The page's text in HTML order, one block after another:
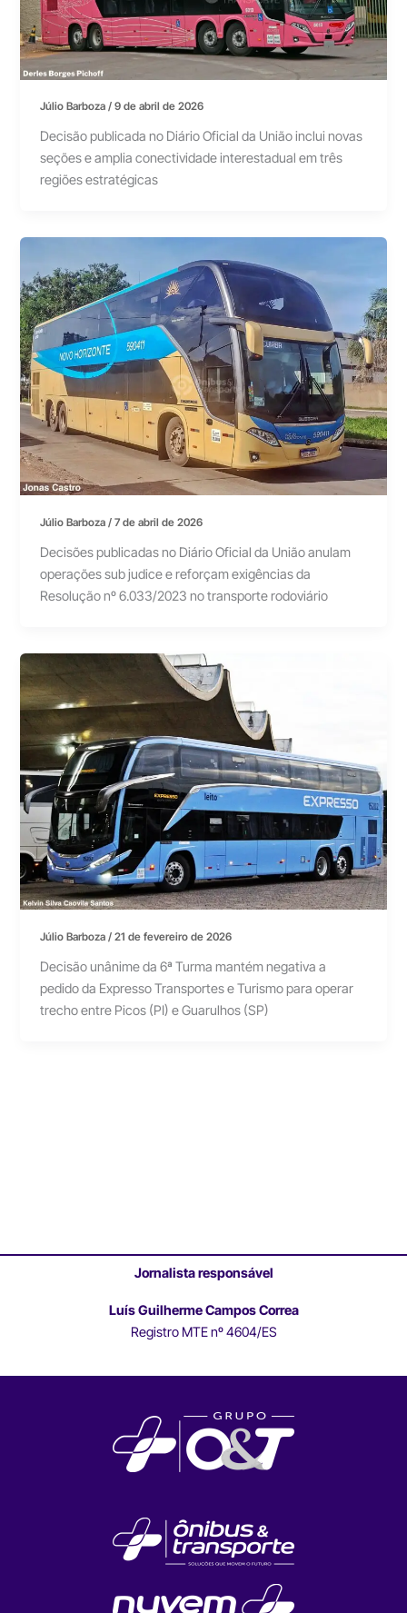
Júlio Barboza/9 de abril de 2026
Decisão publicada no Diário Oficial da União inclui novas
seções e amplia conectividade interestadual em três
regiões estratégicas
Júlio Barboza/7 de abril de 2026
Decisões publicadas no Diário Oficial da União anulam
operações sub judice e reforçam exigências da
Resolução nº 6.033/2023 no transporte rodoviário
Júlio Barboza/21 de fevereiro de 2026
Decisão unânime da 6ª Turma mantém negativa a
pedido da Expresso Transportes e Turismo para operar
trecho entre Picos (PI) e Guarulhos (SP)
Jornalista responsável
Luís Guilherme Campos Correa
Registro MTE nº 4604/ES